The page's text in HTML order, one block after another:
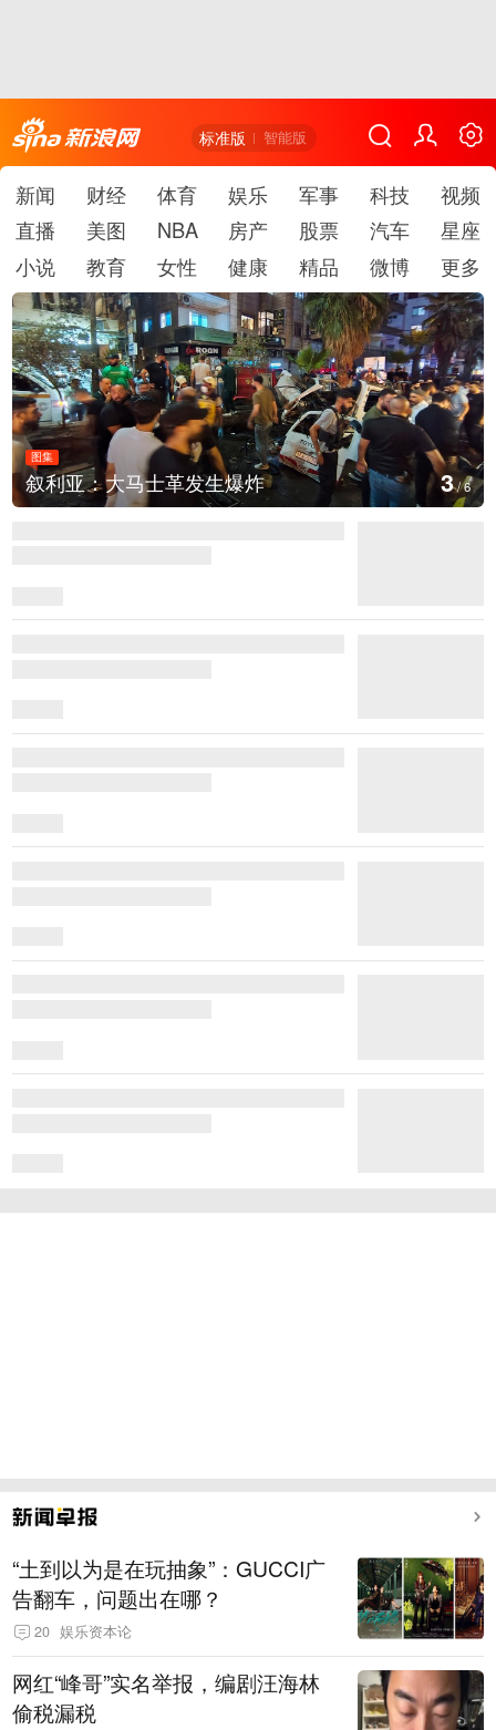
标准版 智能版
新闻 财经 体育 娱乐 军事 科技
视频
直播
美图 NBA 房产 股票 汽车
星座
小说
教育 女性 健康 精品 微博 更多
图集
叙利亚：大马士革发生爆炸 3/6
“土到以为是在玩抽象”：GUCCI广
告翻车，问题出在哪？
20 娱乐资本论
网红“峰哥”实名举报，编剧汪海林
偷税漏税